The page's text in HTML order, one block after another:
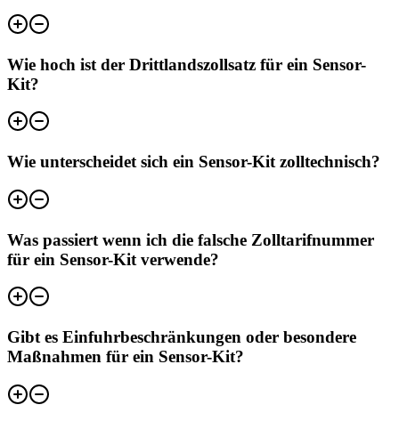
Wie hoch ist der Drittlandszollsatz für ein Sensor-
Kit?
Wie unterscheidet sich ein Sensor-Kit zolltechnisch?
Was passiert wenn ich die falsche Zolltarifnummer
für ein Sensor-Kit verwende?
Gibt es Einfuhrbeschränkungen oder besondere
Maßnahmen für ein Sensor-Kit?